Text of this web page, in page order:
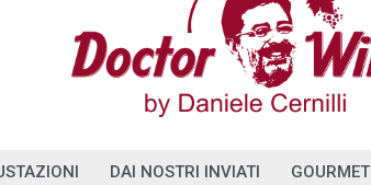
DAI NOSTRI INVIATI GOURMET